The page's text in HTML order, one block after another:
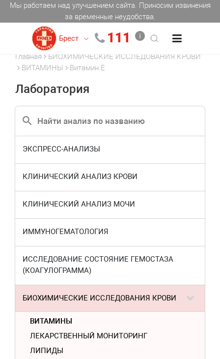
Мы работаем над улучшением сайта. Приносим извинения
за временные неудобства.
Брест 111
Главная
БИОХИМИЧЕСКИЕ ИССЛЕДОВАНИЯ КРОВИ
ВИТАМИНЫ
Витамин Е
Лаборатория
ЭКСПРЕСС-АНАЛИЗЫ
КЛИНИЧЕСКИЙ АНАЛИЗ КРОВИ
КЛИНИЧЕСКИЙ АНАЛИЗ МОЧИ
ИММУНОГЕМАТОЛОГИЯ
ИССЛЕДОВАНИЕ СОСТОЯНИЕ ГЕМОСТАЗА
(КОАГУЛОГРАММА)
БИОХИМИЧЕСКИЕ ИССЛЕДОВАНИЯ КРОВИ
ВИТАМИНЫ
ЛЕКАРСТВЕННЫЙ МОНИТОРИНГ
ЛИПИДЫ